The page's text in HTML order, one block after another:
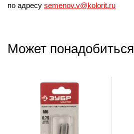
по адресу semenov.v@kolorit.ru
Может понадобиться